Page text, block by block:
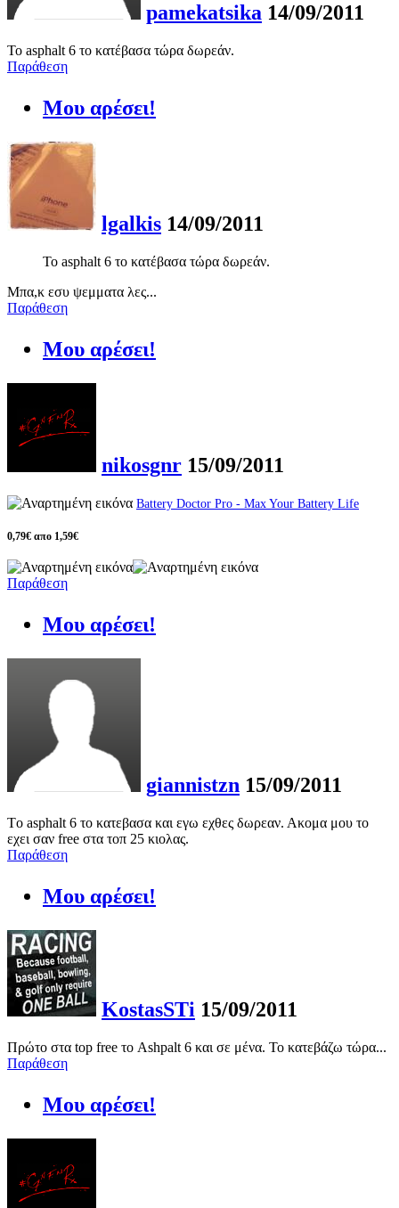
pamekatsika 14/09/2011
Το asphalt 6 το κατέβασα τώρα δωρεάν.
Παράθεση
Μου αρέσει!
lgalkis 14/09/2011
Το asphalt 6 το κατέβασα τώρα δωρεάν.
Μπα,κ εσυ ψεμματα λες...
Παράθεση
Μου αρέσει!
nikosgnr 15/09/2011
Battery Doctor Pro - Max Your Battery Life
0,79€ απο 1,59€
Παράθεση
Μου αρέσει!
giannistzn 15/09/2011
Tο asphalt 6 το κατεβασα και εγω εχθες δωρεαν. Ακομα μου το
εχει σαν free στα τοπ 25 κιολας.
Παράθεση
Μου αρέσει!
KostasSTi 15/09/2011
Πρώτο στα top free το Ashpalt 6 και σε μένα. Το κατεβάζω τώρα...
Παράθεση
Μου αρέσει!